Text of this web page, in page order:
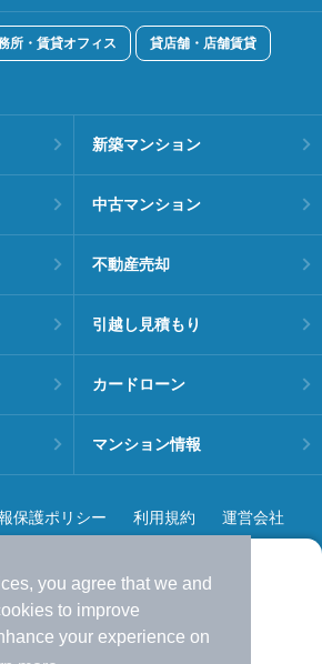
you agree that we and
to improve
your experience on
使いやすくなった
リで物件探ししませんか？
ク動く地図で物件検索
所・賃貸オフィス 貸店舗・店舗賃貸
新築マンション
中古マンション
不動産売却
引越し見積もり
カードローン
マンション情報
保護ポリシー 利用規約 運営会社